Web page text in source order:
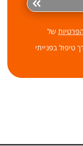
של
בפנייתי